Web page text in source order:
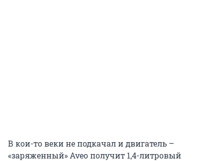
В кои-то веки не подкачал и двигатель –
«заряженный» Aveo получит 1,4-литровый